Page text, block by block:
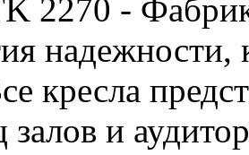
2270 -
надежности,
кресла
и